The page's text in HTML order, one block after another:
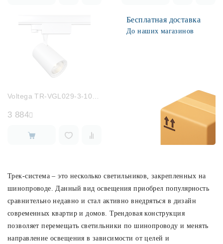
3 884
Бесплатная доставка
До наших магазинов
Трек-система – это несколько светильников, закрепленных на
шинопроводе. Данный вид освещения приобрел популярность
сравнительно недавно и стал активно внедряться в дизайн
современных квартир и домов. Трендовая конструкция
позволяет перемещать светильники по шинопроводу и менять
направление освещения в зависимости от целей и